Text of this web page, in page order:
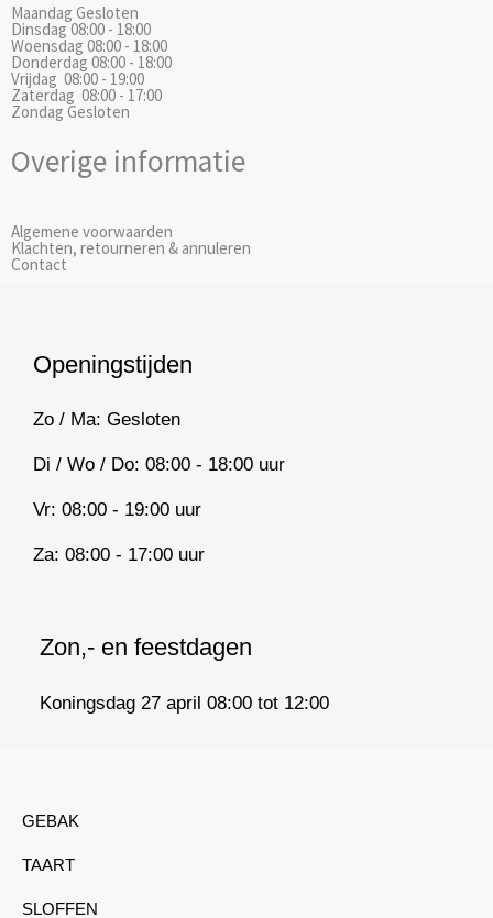
o
k
r
a
m
Maandag Gesloten
Dinsdag08:00 - 18:00
Woensdag 08:00 - 18:00
Donderdag 08:00 - 18:00
Vrijdag 08:00 - 19:00
Zaterdag 08:00 - 17:00
Zondag Gesloten
Overige informatie
Algemene voorwaarden
Klachten, retourneren & annuleren
Contact
Openingstijden
Zo / Ma: Gesloten
Di / Wo / Do: 08:00 - 18:00 uur
Vr: 08:00 - 19:00 uur
Za: 08:00 - 17:00 uur
Zon,- en feestdagen
Koningsdag 27 april 08:00 tot 12:00
GEBAK
TAART
SLOFFEN